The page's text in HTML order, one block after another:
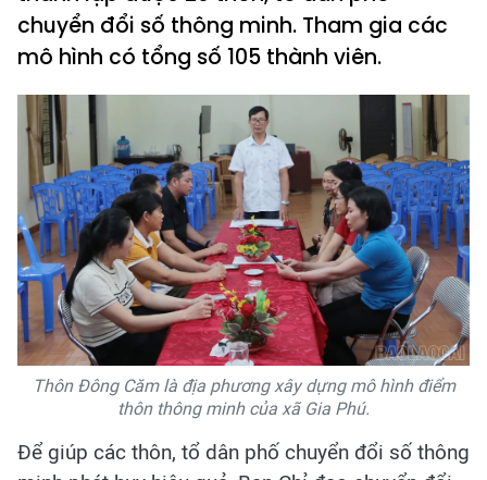
chuyển đổi số thông minh. Tham gia các
mô hình có tổng số 105 thành viên.
Thôn Đông Căm là địa phương xây dựng mô hình điểm
thôn thông minh của xã Gia Phú.
Để giúp các thôn, tổ dân phố chuyển đổi số thông